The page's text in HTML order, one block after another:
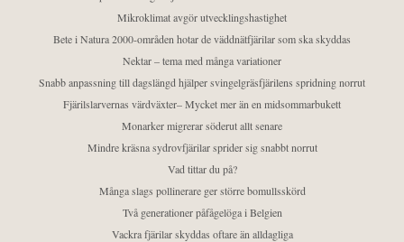
Mikroklimat avgör utvecklingshastighet
Bete i Natura 2000-områden hotar de väddnätfjärilar som ska skyddas
Nektar – tema med många variationer
Snabb anpassning till dagslängd hjälper svingelgräsfjärilens spridning norrut
Fjärilslarvernas värdväxter– Mycket mer än en midsommarbukett
Monarker migrerar söderut allt senare
Mindre kräsna sydrovfjärilar sprider sig snabbt norrut
Vad tittar du på?
Många slags pollinerare ger större bomullsskörd
Två generationer påfågelöga i Belgien
Vackra fjärilar skyddas oftare än alldagliga